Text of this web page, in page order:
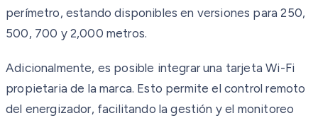
perímetro, estando disponibles en versiones para 250,
500, 700 y 2,000 metros.
Adicionalmente, es posible integrar una tarjeta Wi-Fi
propietaria de la marca. Esto permite el control remoto
del energizador, facilitando la gestión y el monitoreo